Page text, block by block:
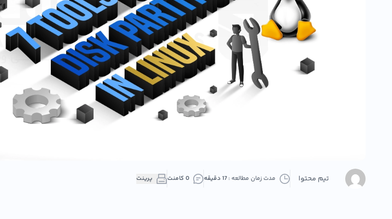
تیم محتوا مدت زمان مطالعه :17 دقیقه 0 کامنت پرینت